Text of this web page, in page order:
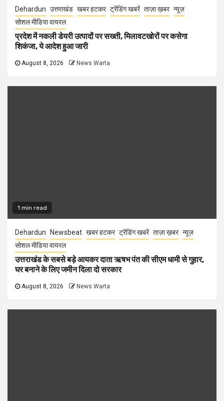
Dehardun उत्तराखंड खबर हटकर ट्रेंडिंग खबरें ताज़ा ख़बर न्यूज़
सोशल मीडिया वायरल
प्रदेश में नकली डेयरी उत्पादों पर सख्ती, मिलावटखोरों पर कसेगा
शिकंजा, ये आदेश हुआ जारी
August 8, 2026 News Warta
1 min read
Dehardun Newsbeat खबर हटकर ट्रेंडिंग खबरें ताज़ा ख़बर न्यूज़
सोशल मीडिया वायरल
उत्तराखंड के सबसे बड़े आयकर दाता ऋषभ पंत की सीएम धामी से गुहार,
घर बनाने के लिए जमीन दिला दो सरकार
August 8, 2026 News Warta